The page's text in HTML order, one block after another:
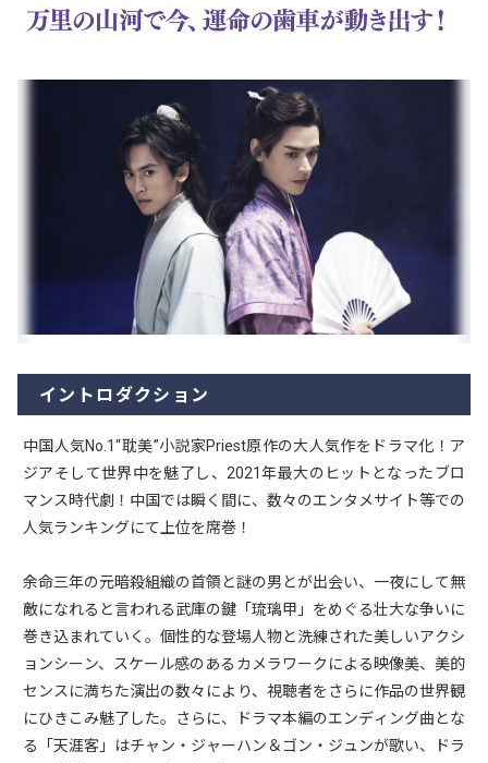
イントロダクション
中国人気No.1“耽美”小説家Priest原作の大人気作をドラマ化！ア
ジアそして世界中を魅了し、2021年最大のヒットとなったブロ
マンス時代劇！中国では瞬く間に、数々のエンタメサイト等での
人気ランキングにて上位を席巻！
余命三年の元暗殺組織の首領と謎の男とが出会い、一夜にして無
敵になれると言われる武庫の鍵「琉璃甲」をめぐる壮大な争いに
巻き込まれていく。個性的な登場人物と洗練された美しいアクシ
ョンシーン、スケール感のあるカメラワークによる映像美、美的
センスに満ちた演出の数々により、視聴者をさらに作品の世界観
にひきこみ魅了した。さらに、ドラマ本編のエンディング曲とな
る「天涯客」はチャン・ジャーハン＆ゴン・ジュンが歌い、ドラ